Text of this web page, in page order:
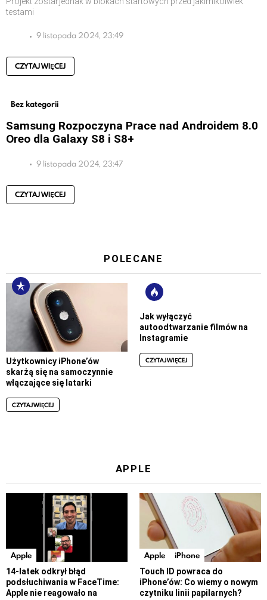
testami
9 listopada 2024, 23:49
CZYTAJ WIĘCEJ
Bez kategorii
Samsung Rozpoczyna Prace nad Androidem 8.0
Oreo dla Galaxy S8 i S8+
9 listopada 2024, 23:47
CZYTAJ WIĘCEJ
POLECANE
Użytkownicy iPhone’ów
skarżą się na samoczynnie
włączające się latarki
CZYTAJ WIĘCEJ
Jak wyłączyć
autoodtwarzanie filmów na
Instagramie
CZYTAJ WIĘCEJ
APPLE
Apple
14-latek odkrył błąd
podsłuchiwania w FaceTime:
Apple nie reagowało na
Apple iPhone
Touch ID powraca do
iPhone’ów: Co wiemy o nowym
czytniku linii papilarnych?